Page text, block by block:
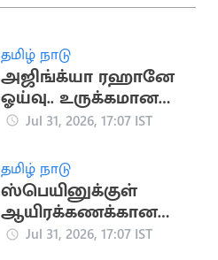
தமிழ் நாடு
அஜிங்க்யா ரஹானே
ஓய்வு.. உருக்கமான
பதிவை வெளியிட்ட
Jul 31, 2026, 17:07 IST
தமிழ் நாடு
ஸ்பெயினுக்குள்
ஆயிரக்கணக்கான
அகதிகள்
Jul 31, 2026, 17:07 IST